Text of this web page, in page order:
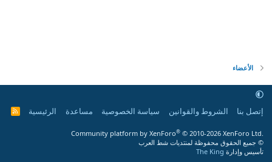
الأعضاء
إتصل بنا الشروط والقوانين سياسة الخصوصية مساعدة الرئيسية
R
Community platform by XenForo® © 2010-2026 XenForo Ltd.
© جميع الحقوق محفوظة لمنتديات شط العرب
تأسيس وإدارة The King